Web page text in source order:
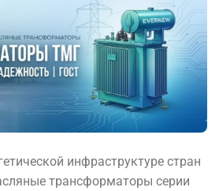
инфраструктуре стран
трансформаторы серии